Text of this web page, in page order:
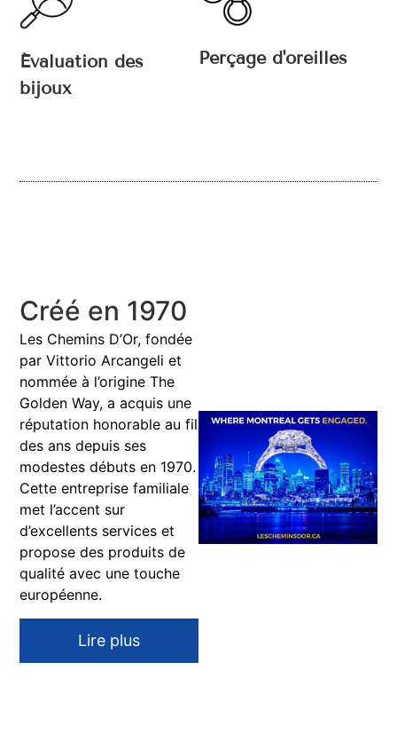
Évaluation des
bijoux
Perçage d'oreilles
Créé en 1970
Les Chemins D’Or, fondée
par Vittorio Arcangeli et
nommée à l’origine The
Golden Way, a acquis une
réputation honorable au fil
des ans depuis ses
modestes débuts en 1970.
Cette entreprise familiale
met l’accent sur
d’excellents services et
propose des produits de
qualité avec une touche
européenne.
Lire plus